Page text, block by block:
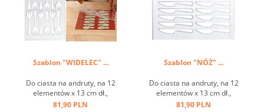
Szablon "WIDELEC" ...
Do ciasta na andruty, na 12
elementów x 13 cm dł.,
tworzywo sztuczne białe ...
81,90 PLN
Szablon "NÓŻ" ...
Do ciasta na andruty, na 12
elementów x 13 cm dł.,
tworzywo sztuczne białe ...
81,90 PLN